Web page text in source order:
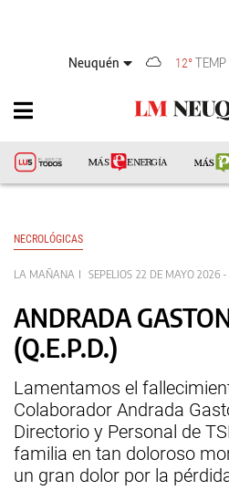
Neuquén 12° TEMP
NECROLÓGICAS
LA MAÑANA SEPELIOS 22 DE MAYO 2026
ANDRADA
(Q.E.P.D.)
Lamentamos el
Colaborador Andrada
Directorio y Personal de
familia en tan doloroso
un gran dolor por la